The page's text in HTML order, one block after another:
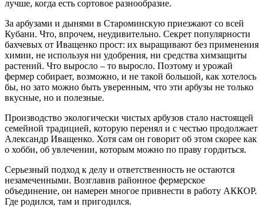
лучше, когда есть сортовое разнообразие.
За арбузами и дынями в Староминскую приезжают со всей
Кубани. Что, впрочем, неудивительно. Секрет популярности
бахчевых от Иващенко прост: их выращивают без применения
химии, не используя ни удобрения, ни средства химзащиты
растений. Что выросло – ​то выросло. Поэтому и урожай
фермер собирает, возможно, и не такой большой, как хотелось
бы, но зато можно быть уверенным, что эти арбузы не только
вкусные, но и полезные.
Производство экологически чистых арбузов стало настоящей
семейной традицией, которую перенял и с честью продолжает
Александр Иващенко. Хотя сам он говорит об этом скорее как
о хобби, об увлечении, которым можно по праву гордиться.
Серьезный подход к делу и ответственность не остаются
незамеченными. Возглавив районное фермерское
объединение, он намерен многое прив­нес­ти в работу АККОР.
Где родился, там и пригодился.